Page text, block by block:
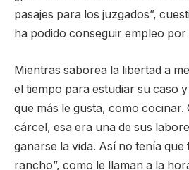
pasajes para los juzgados”,
ha podido conseguir empleo por
Mientras saborea la libertad a
el tiempo para estudiar su caso
que más le gusta, como cocinar.
cárcel, esa era una de sus
ganarse la vida. Así no tenía que
rancho”, como le llaman a la